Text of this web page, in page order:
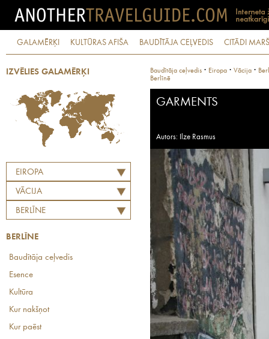
GALAMĒRĶI KULTŪRAS AFIŠA BAUDĪTĀJA CEĻVEDIS CITĀDI
IZVĒLIES GALAMĒRĶI
EIROPA
VĀCIJA
BERLĪNE
BERLĪNE
Baudītāja ceļvedis
Esence
Kultūra
Kur nakšņot
Kur paēst
Baudītāja ceļvedis · Eiropa · Vācija ·
Berlīnē
GARMENTS
Autors: Ilze Rasmus